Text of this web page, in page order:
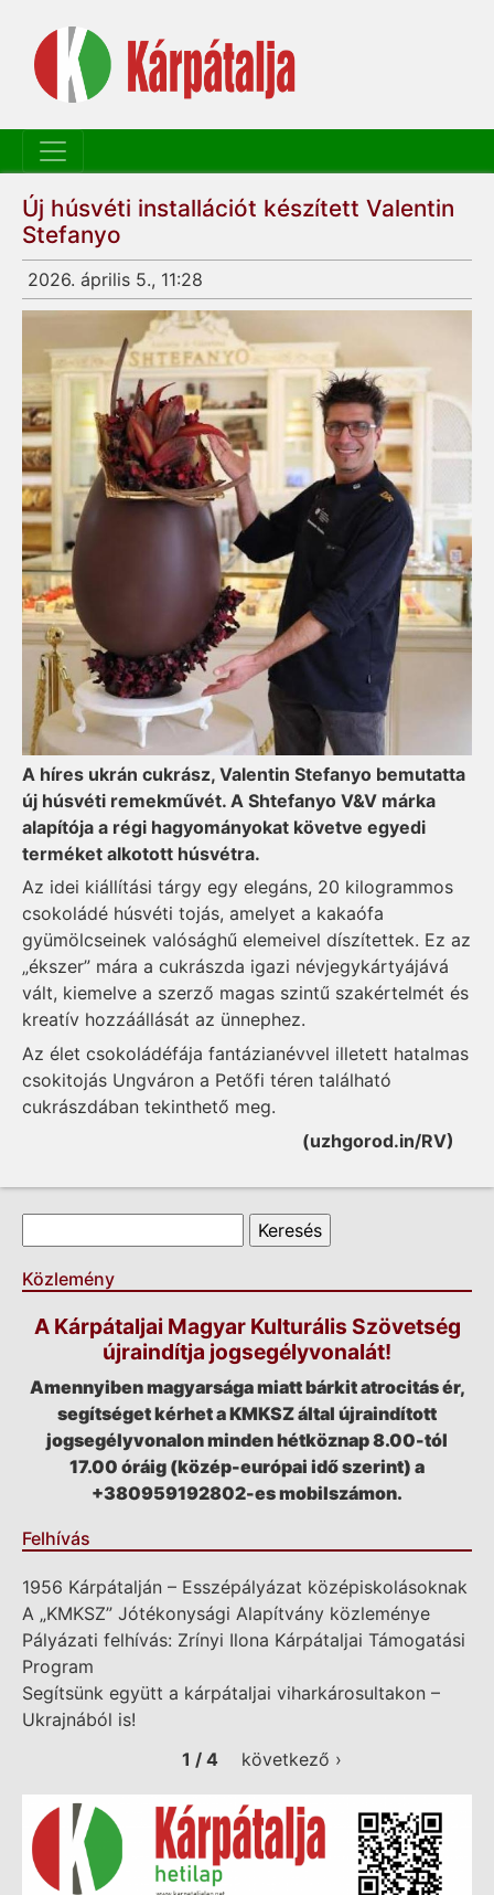
Új húsvéti installációt készített Valentin
Stefanyo
2026. április 5., 11:28
A híres ukrán cukrász, Valentin Stefanyo bemutatta
új húsvéti remekművét. A Shtefanyo V&V márka
alapítója a régi hagyományokat követve egyedi
terméket alkotott húsvétra.
Az idei kiállítási tárgy egy elegáns, 20 kilogrammos
csokoládé húsvéti tojás, amelyet a kakaófa
gyümölcseinek valósághű elemeivel díszítettek. Ez az
„ékszer” mára a cukrászda igazi névjegykártyájává
vált, kiemelve a szerző magas szintű szakértelmét és
kreatív hozzáállását az ünnephez.
Az élet csokoládéfája fantázianévvel illetett hatalmas
csokitojás Ungváron a Petőfi téren található
cukrászdában tekinthető meg.
(uzhgorod.in/RV)
Keresés űrlap
Keresés
Közlemény
A Kárpátaljai Magyar Kulturális Szövetség
újraindítja jogsegélyvonalát!
Amennyiben magyarsága miatt bárkit atrocitás ér,
segítséget kérhet a KMKSZ által újraindított
jogsegélyvonalon minden hétköznap 8.00-tól
17.00 óráig (közép-európai idő szerint) a
+380959192802-es mobilszámon.
Felhívás
1956 Kárpátalján – Esszépályázat középiskolásoknak
A „KMKSZ” Jótékonysági Alapítvány közleménye
Pályázati felhívás: Zrínyi Ilona Kárpátaljai Támogatási
Program
Segítsünk együtt a kárpátaljai viharkárosultakon –
Ukrajnából is!
1 / 4
következő ›